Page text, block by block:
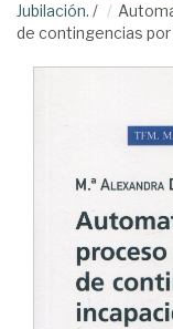
Jubilación. /
de contingencias por